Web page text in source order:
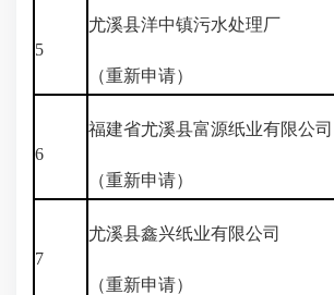
5
尤溪县洋中镇污水处理厂
（重新申请）
6
福建省尤溪县富源纸业有限公司
（重新申请）
7
尤溪县鑫兴纸业有限公司
（重新申请）